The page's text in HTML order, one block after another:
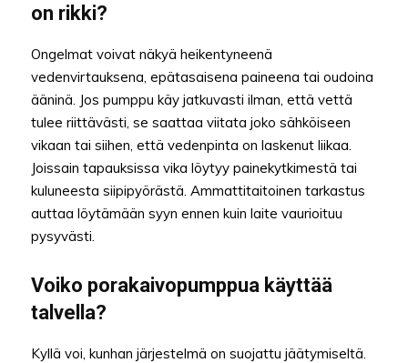
on rikki?
Ongelmat voivat näkyä heikentyneenä
vedenvirtauksena, epätasaisena paineena tai oudoina
ääninä. Jos pumppu käy jatkuvasti ilman, että vettä
tulee riittävästi, se saattaa viitata joko sähköiseen
vikaan tai siihen, että vedenpinta on laskenut liikaa.
Joissain tapauksissa vika löytyy painekytkimestä tai
kuluneesta siipipyörästä. Ammattitaitoinen tarkastus
auttaa löytämään syyn ennen kuin laite vaurioituu
pysyvästi.
Voiko porakaivopumppua käyttää
talvella?
Kyllä voi, kunhan järjestelmä on suojattu jäätymiseltä.